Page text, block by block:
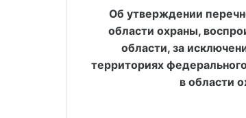
Об утверждении
области охраны,
области, за
территориях
в области